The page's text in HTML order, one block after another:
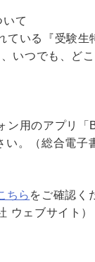
て
ている『受験
いつでも、ど
ン用のアプリ
い。（総合電
ちら をご確認く
ウェブサイト）